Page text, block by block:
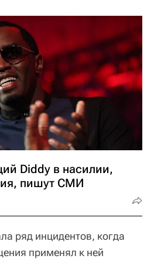
Diddy в насилии,
пишут СМИ
ряд инцидентов, когда
применял к ней